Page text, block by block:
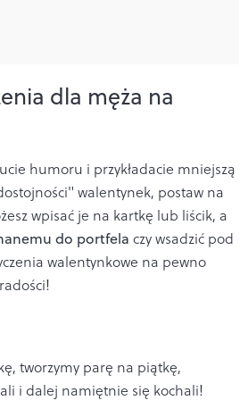
dla męża na
humoru i przykładacie mniejszą
walentynek, postaw na
wpisać je na kartkę lub liścik, a
do portfela czy wsadzić pod
walentynkowe na pewno
tworzymy parę na piątkę,
i dalej namiętnie się kochali!